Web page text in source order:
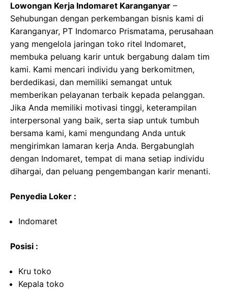
Lowongan Kerja Indomaret Karanganyar –
Sehubungan dengan perkembangan bisnis kami di
Karanganyar, PT Indomarco Prismatama, perusahaan
yang mengelola jaringan toko ritel Indomaret,
membuka peluang karir untuk bergabung dalam tim
kami. Kami mencari individu yang berkomitmen,
berdedikasi, dan memiliki semangat untuk
memberikan pelayanan terbaik kepada pelanggan.
Jika Anda memiliki motivasi tinggi, keterampilan
interpersonal yang baik, serta siap untuk tumbuh
bersama kami, kami mengundang Anda untuk
mengirimkan lamaran kerja Anda. Bergabunglah
dengan Indomaret, tempat di mana setiap individu
dihargai, dan peluang pengembangan karir menanti.
Penyedia Loker :
Indomaret
Posisi :
Kru toko
Kepala toko